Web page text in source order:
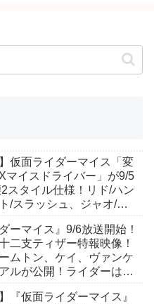
】仮面ライダーマイス「変
マイスドライバー」が9/5
スタイル仕様！リド/ハン
/スラッシュ、ジャオ/バ
ーマイス』9/6放送開始！
二支ティザー特報映像！
ムトン、ケイ、ヴァンケ
ルが公開！ライダーは子
『仮面ライダーマイス』